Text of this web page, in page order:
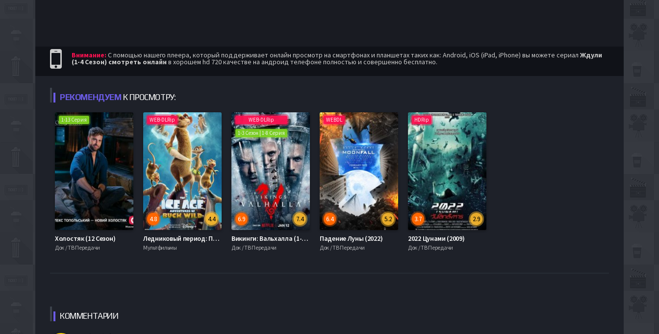
Внимание: С помощью нашего плеера, который поддерживает онлайн просмотр на смартфонах и планшетах таких как: Android, iOS (iPad, iPhone) вы можете сериал Ждули
(1-4 Сезон) смотреть онлайн в хорошем hd 720 качестве на андроид телефоне полностью и совершенно бесплатно.
РЕКОМЕНДУЕМ К ПРОСМОТРУ:
1-13 Серия
Холостяк (12 Сезон)
Док / ТВ Передачи
WEB-DLRip
4.4
4.8
Ледниковый период: Приключения Бака (2022)
Мультфильмы
WEB-DLRip
1-3 Сезон | 1-8 Серия
7.4
6.9
Викинги: Вальхалла (1-3 Сезон)
Док / ТВ Передачи
WEBDL
5.2
6.4
Падение Луны (2022)
Док / ТВ Передачи
HDRip
2.9
3.7
2022 Цунами (2009)
Док / ТВ Передачи
КОММЕНТАРИИ